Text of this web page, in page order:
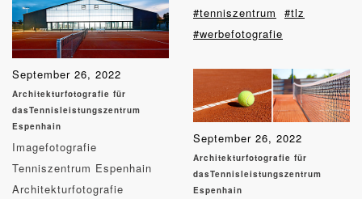
September 26, 2022
Architekturfotografie für
dasTennisleistungszentrum
Espenhain
Imagefotografie
Tenniszentrum Espenhain
Architekturfotografie
#tenniszentrum
#tlz
#werbefotografie
September 26, 2022
Architekturfotografie für
dasTennisleistungszentrum
Espenhain